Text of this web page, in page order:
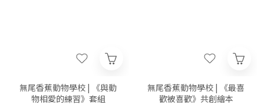
無尾香蕉動物學校 | 《與動
物相愛的練習》套組
無尾香蕉動物學校 | 《最喜
歡被喜歡》共創繪本